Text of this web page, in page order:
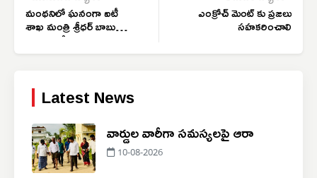
మంథనిలో ఘనంగా ఐటీ
శాఖ మంత్రి శ్రీధర్ బాబు
జన్మదిన వేడుకలు
ఎంక్రోచ్ మెంట్ కు ప్రజలు
సహకరించాలి
Latest News
వార్డుల వారీగా సమస్యలపై ఆరా
10-08-2026